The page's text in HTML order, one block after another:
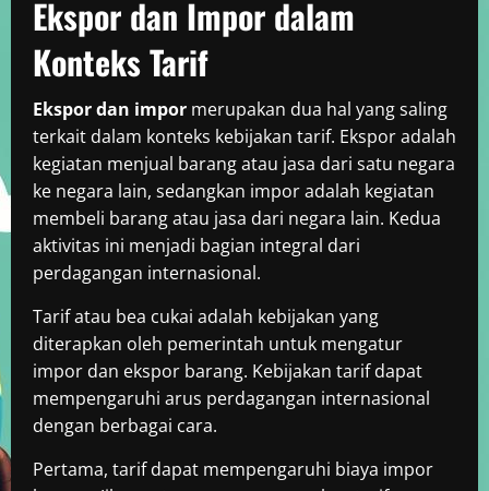
Ekspor dan Impor dalam
Konteks Tarif
Ekspor dan impor merupakan dua hal yang saling
terkait dalam konteks kebijakan tarif. Ekspor adalah
kegiatan menjual barang atau jasa dari satu negara
ke negara lain, sedangkan impor adalah kegiatan
membeli barang atau jasa dari negara lain. Kedua
aktivitas ini menjadi bagian integral dari
perdagangan internasional.
Tarif atau bea cukai adalah kebijakan yang
diterapkan oleh pemerintah untuk mengatur
impor dan ekspor barang. Kebijakan tarif dapat
mempengaruhi arus perdagangan internasional
dengan berbagai cara.
Pertama, tarif dapat mempengaruhi biaya impor